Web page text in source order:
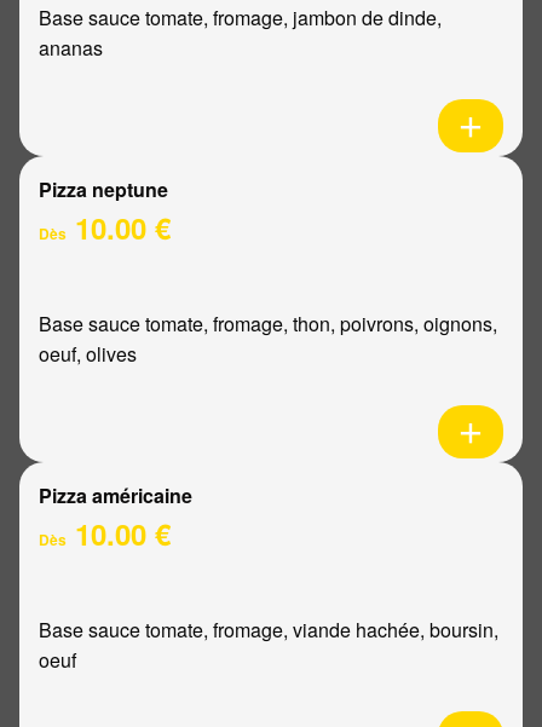
Base sauce tomate, fromage, jambon de dinde,
ananas
Pizza neptune
Dès 10.00 €
Base sauce tomate, fromage, thon, poivrons, oignons,
oeuf, olives
Pizza américaine
Dès 10.00 €
Base sauce tomate, fromage, viande hachée, boursin,
oeuf